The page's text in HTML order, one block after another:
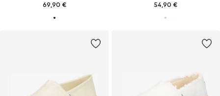
69,90 € 54,90 €